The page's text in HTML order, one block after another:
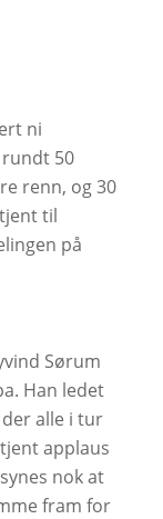
ni
50
renn, og 30
til
på
Sørum
Han ledet
alle i tur
applaus
nok at
fram for